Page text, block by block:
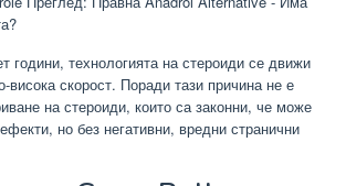
години, технологията на стероиди се движи
висока скорост. Поради тази причина не е
на стероиди, които са законни, че може
но без негативни, вредни странични